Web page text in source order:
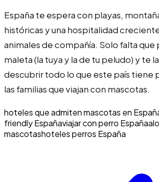
España te espera con playas,
históricas y una hospitalidad
animales de compañía. Solo falta que
maleta (la tuya y la de tu peludo) y te
descubrir todo lo que este país tiene
las familias que viajan con mascotas.
hoteles que admiten mascotas en
friendly Españaviajar con perro España
mascotashoteles perros España